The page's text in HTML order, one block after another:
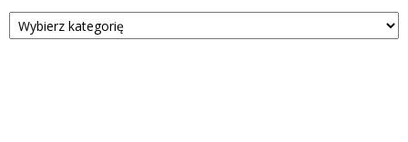
Kategorie